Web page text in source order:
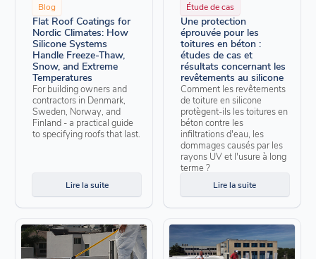
Blog
Flat Roof Coatings for
Nordic Climates: How
Silicone Systems
Handle Freeze-Thaw,
Snow, and Extreme
Temperatures
For building owners and
contractors in Denmark,
Sweden, Norway, and
Finland - a practical guide
to specifying roofs that last.
Lire la suite
Étude de cas
Une protection
éprouvée pour les
toitures en béton :
études de cas et
résultats concernant les
revêtements au silicone
Comment les revêtements
de toiture en silicone
protègent-ils les toitures en
béton contre les
infiltrations d'eau, les
dommages causés par les
rayons UV et l'usure à long
terme ?
Lire la suite